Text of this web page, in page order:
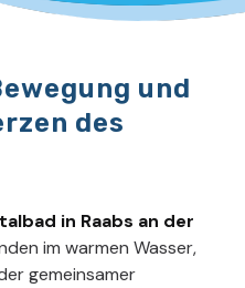
und
des
in Raabs an der
im warmen Wasser,
gemeinsamer